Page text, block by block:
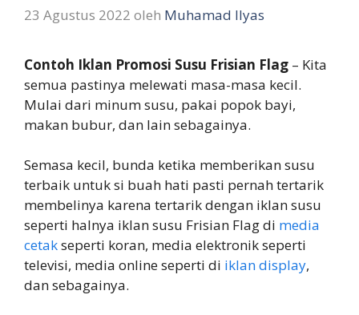
23 Agustus 2022 oleh Muhamad Ilyas
Contoh Iklan Promosi Susu Frisian Flag – Kita
semua pastinya melewati masa-masa kecil.
Mulai dari minum susu, pakai popok bayi,
makan bubur, dan lain sebagainya.
Semasa kecil, bunda ketika memberikan susu
terbaik untuk si buah hati pasti pernah tertarik
membelinya karena tertarik dengan iklan susu
seperti halnya iklan susu Frisian Flag di media
cetakseperti koran, media elektronik seperti
televisi, media online seperti di iklan display,
dan sebagainya.